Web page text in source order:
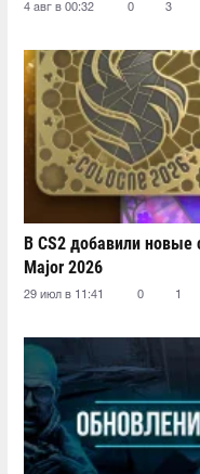
4 авг в 00:32 0 3
В CS2 добавили новые
Major 2026
29 июл в 11:41 0 1